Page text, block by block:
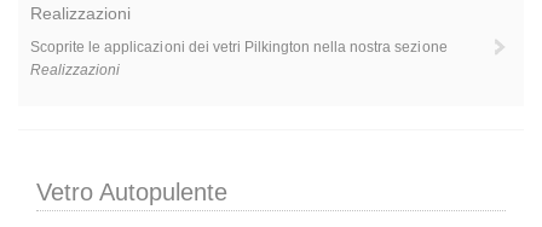
Realizzazioni
Scoprite le applicazioni dei vetri Pilkington nella nostra sezione
Realizzazioni
Vetro Autopulente